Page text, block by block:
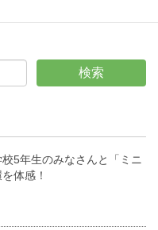
校5年生のみなさんと「ミニ
体感！